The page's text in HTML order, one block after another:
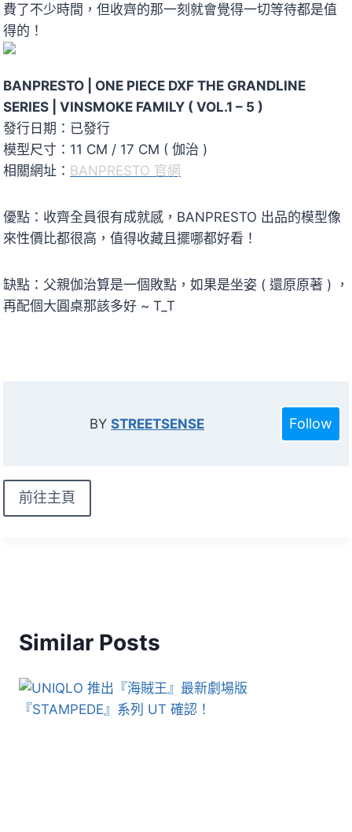
費了不少時間，但收齊的那一刻就會覺得一切等待都是值
得的！
BANPRESTO | ONE PIECE DXF THE GRANDLINE
SERIES | VINSMOKE FAMILY ( VOL.1 – 5 )
發行日期：已發行
模型尺寸：11 CM / 17 CM ( 伽治 )
相關網址： BANPRESTO 官網
優點：收齊全員很有成就感，BANPRESTO 出品的模型像
來性價比都很高，值得收藏且擺哪都好看！
缺點：父親伽治算是一個敗點，如果是坐姿 ( 還原原著 ) ，
再配個大圓桌那該多好 ~ T_T
BY STREETSENSE Follow
前往主頁
Similar Posts